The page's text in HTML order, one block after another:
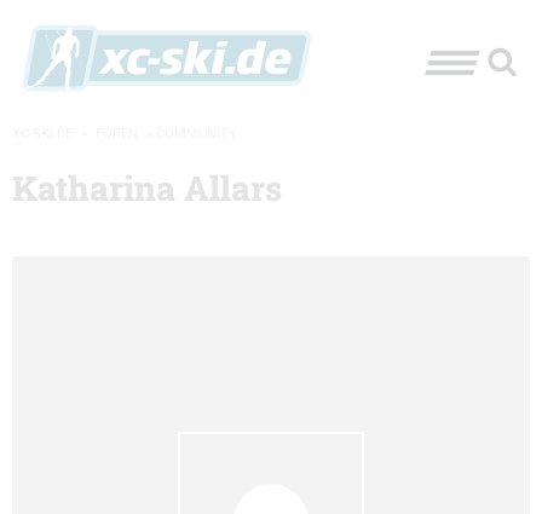
Katharina Allars